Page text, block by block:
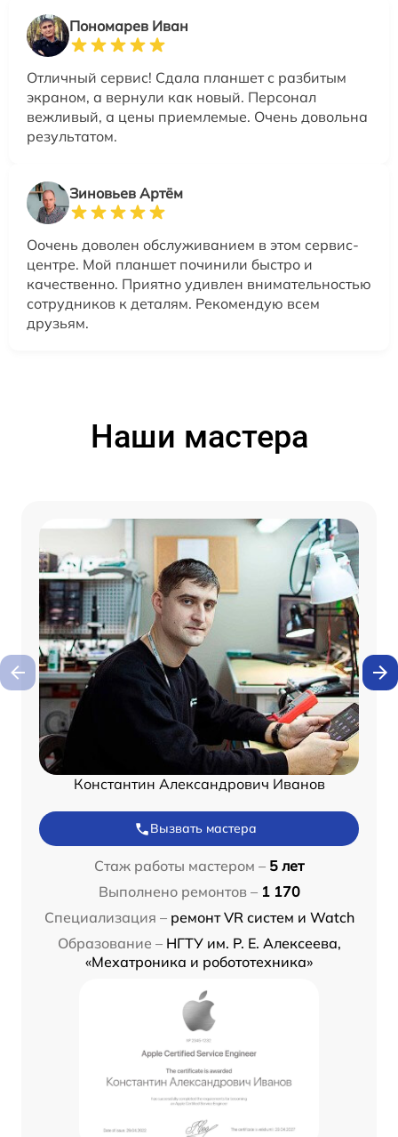
Пономарев Иван
Отличный сервис! Сдала планшет с разбитым
экраном, а вернули как новый. Персонал
вежливый, а цены приемлемые. Очень довольна
результатом.
Зиновьев Артём
Оочень доволен обслуживанием в этом сервис-
центре. Мой планшет починили быстро и
качественно. Приятно удивлен внимательностью
сотрудников к деталям. Рекомендую всем
друзьям.
Наши мастера
Константин Александрович Иванов
Вызвать мастера
Стаж работы мастером – 5 лет
Выполнено ремонтов – 1 170
Специализация – ремонт VR систем и Watch
Образование – НГТУ им. Р. Е. Алексеева,
«Мехатроника и робототехника»